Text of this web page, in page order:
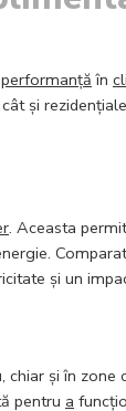
performanță în
și
. Aceasta
și un
și în zone
pentru a